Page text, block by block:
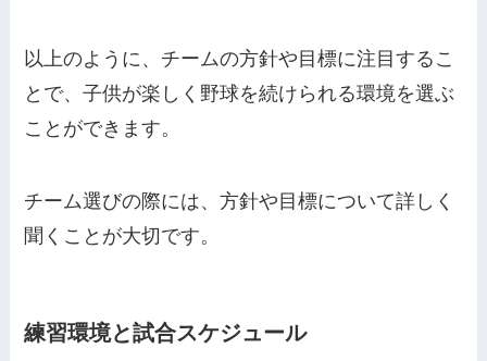
以上のように、チームの方針や目標に注目するこ
とで、子供が楽しく野球を続けられる環境を選ぶ
ことができます。
チーム選びの際には、方針や目標について詳しく
聞くことが大切です。
練習環境と試合スケジュール